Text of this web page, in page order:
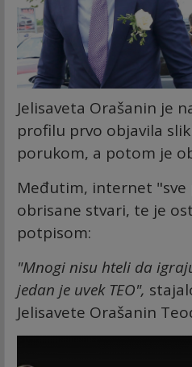
Jelisaveta Orašanin je
profilu prvo objavila
porukom, a potom je
Međutim, internet
obrisane stvari, te je
potpisom:
"Mnogi nisu hteli da
jedan je uvek TEO",
Jelisavete Orašanin